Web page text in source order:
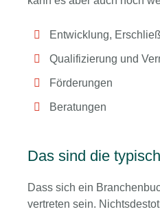
Entwicklung,
Qualifizierung und
Förderungen
Beratungen
Das sind die
Dass sich ein
vertreten sein.